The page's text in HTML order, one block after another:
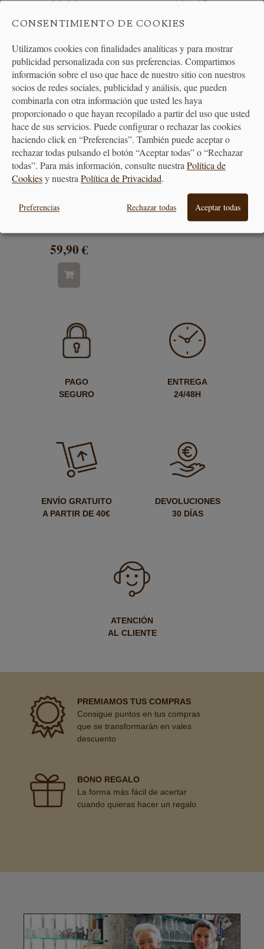
89,00 € 101,45 €
Tabla de Corte para Cocina
con Cuchillo Chef
59,90 €
PAGO
SEGURO
ENTREGA
24/48H
ENVÍO GRATUITO
A PARTIR DE 40€
DEVOLUCIONES
30 DÍAS
ATENCIÓN
AL CLIENTE
PREMIAMOS TUS COMPRAS
Consigue puntos en tus compras
que se transformarán en vales
descuento
BONO REGALO
La forma más fácil de acertar
cuando quieras hacer un regalo
CONSENTIMIENTO DE COOKIES
Utilizamos cookies con finalidades analíticas y para mostrar
publicidad personalizada con sus preferencias. Compartimos
información sobre el uso que hace de nuestro sitio con nuestros
socios de redes sociales, publicidad y análisis, que pueden
combinarla con otra información que usted les haya
proporcionado o que hayan recopilado a partir del uso que usted
hace de sus servicios. Puede configurar o rechazar las cookies
haciendo click en “Preferencias”. También puede aceptar o
rechazar todas pulsando el botón “Aceptar todas” o “Rechazar
todas”. Para más información, consulte nuestra Política de
Cookiesy nuestra Política de Privacidad.
Preferencias Rechazar todas Aceptar todas